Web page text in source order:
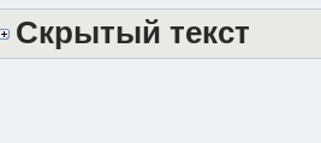
Скрытый текст